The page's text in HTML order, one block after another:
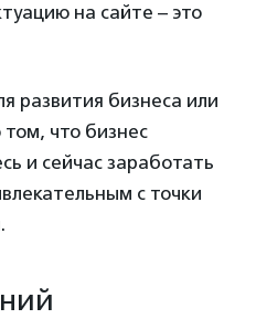
на сайте – это
развития бизнеса или
том, что бизнес
и сейчас заработать
с точки